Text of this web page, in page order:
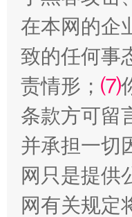
在本网的企
致的任何事
责情形； ⑺
条款方可留
并承担一切
网只是提供
网有关规定